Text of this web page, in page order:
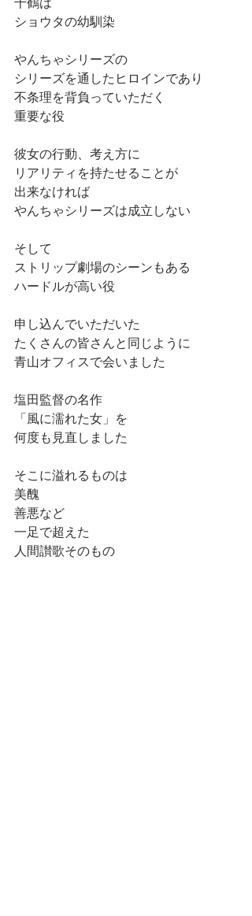
ショウタの幼馴染
やんちゃシリーズの
シリーズを通したヒロインであり
不条理を背負っていただく
重要な役
彼女の行動、考え方に
リアリティを持たせることが
出来なければ
やんちゃシリーズは成立しない
そして
ストリップ劇場のシーンもある
ハードルが高い役
申し込んでいただいた
たくさんの皆さんと同じように
青山オフィスで会いました
塩田監督の名作
「風に濡れた女」を
何度も見直しました
そこに溢れるものは
美醜
善悪など
一足で超えた
人間讃歌そのもの